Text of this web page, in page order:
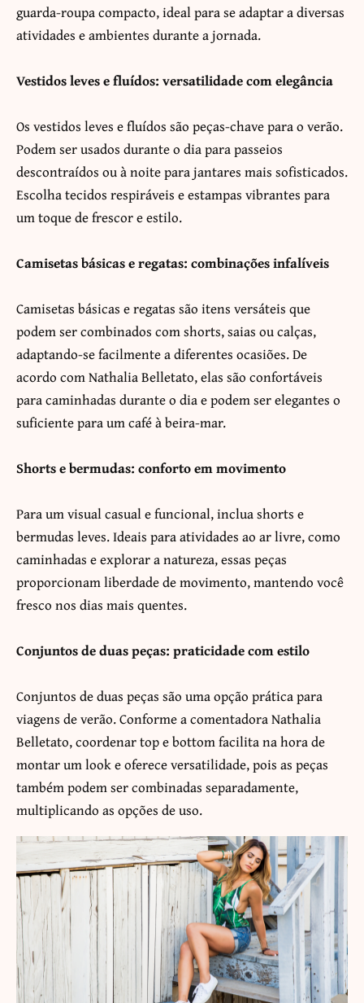
guarda-roupa compacto, ideal para se adaptar a diversas
atividades e ambientes durante a jornada.
Vestidos leves e fluídos: versatilidade com elegância
Os vestidos leves e fluídos são peças-chave para o verão.
Podem ser usados durante o dia para passeios
descontraídos ou à noite para jantares mais sofisticados.
Escolha tecidos respiráveis e estampas vibrantes para
um toque de frescor e estilo.
Camisetas básicas e regatas: combinações infalíveis
Camisetas básicas e regatas são itens versáteis que
podem ser combinados com shorts, saias ou calças,
adaptando-se facilmente a diferentes ocasiões. De
acordo com Nathalia Belletato, elas são confortáveis
para caminhadas durante o dia e podem ser elegantes o
suficiente para um café à beira-mar.
Shorts e bermudas: conforto em movimento
Para um visual casual e funcional, inclua shorts e
bermudas leves. Ideais para atividades ao ar livre, como
caminhadas e explorar a natureza, essas peças
proporcionam liberdade de movimento, mantendo você
fresco nos dias mais quentes.
Conjuntos de duas peças: praticidade com estilo
Conjuntos de duas peças são uma opção prática para
viagens de verão. Conforme a comentadora Nathalia
Belletato, coordenar top e bottom facilita na hora de
montar um look e oferece versatilidade, pois as peças
também podem ser combinadas separadamente,
multiplicando as opções de uso.